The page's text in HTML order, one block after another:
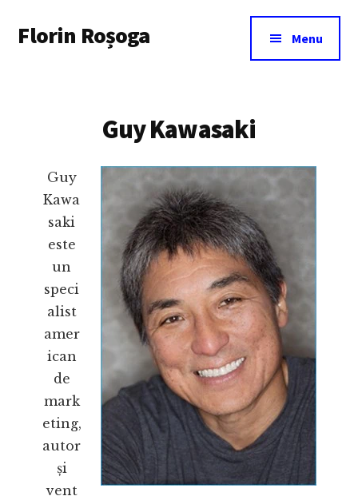
main
menu
Florin Roșoga Menu
Guy Kawasaki
Guy
Kawa
saki
este
un
speci
alist
amer
ican
de
mark
eting,
autor
și
vent